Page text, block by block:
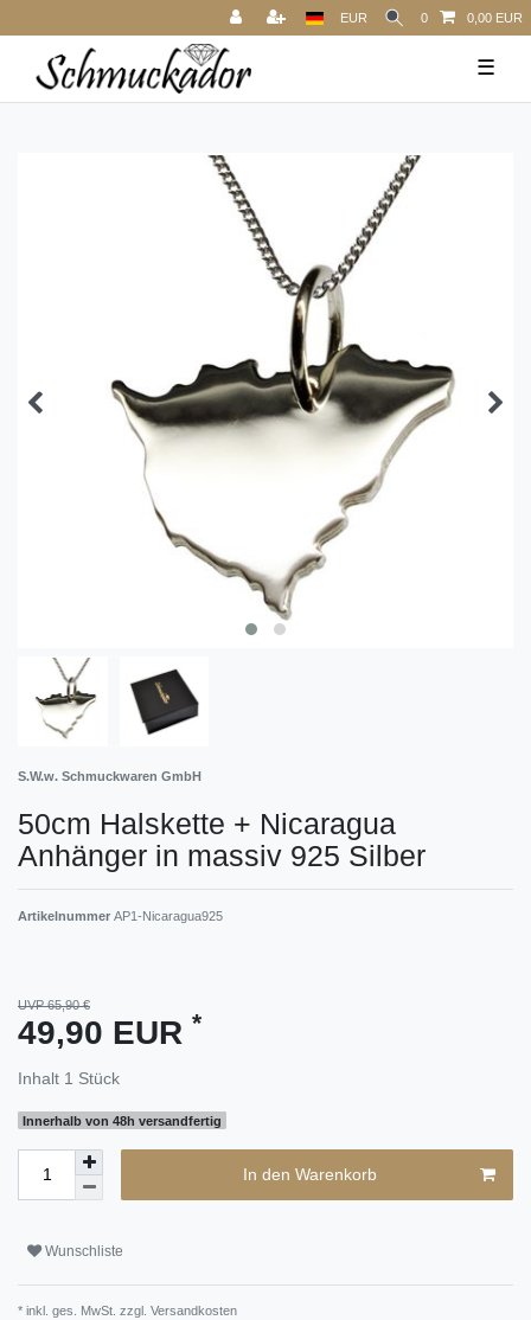
EUR 0 0,00 EUR
☰
S.W.w. Schmuckwaren GmbH
50cm Halskette + Nicaragua
Anhänger in massiv 925 Silber
Artikelnummer AP1-Nicaragua925
UVP 65,90 €
49,90 EUR *
Inhalt 1 Stück
Innerhalb von 48h versandfertig
In den Warenkorb
Wunschliste
* inkl. ges. MwSt. zzgl. Versandkosten